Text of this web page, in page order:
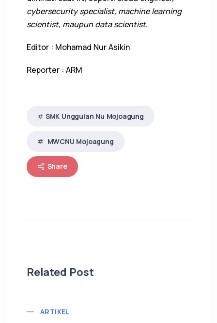
cybersecurity specialist, machine learning
scientist, maupun data scientist.
Editor : Mohamad Nur Asikin
Reporter : ARM
SMK Unggulan Nu Mojoagung
MWCNU Mojoagung
Share
Related Post
ARTIKEL